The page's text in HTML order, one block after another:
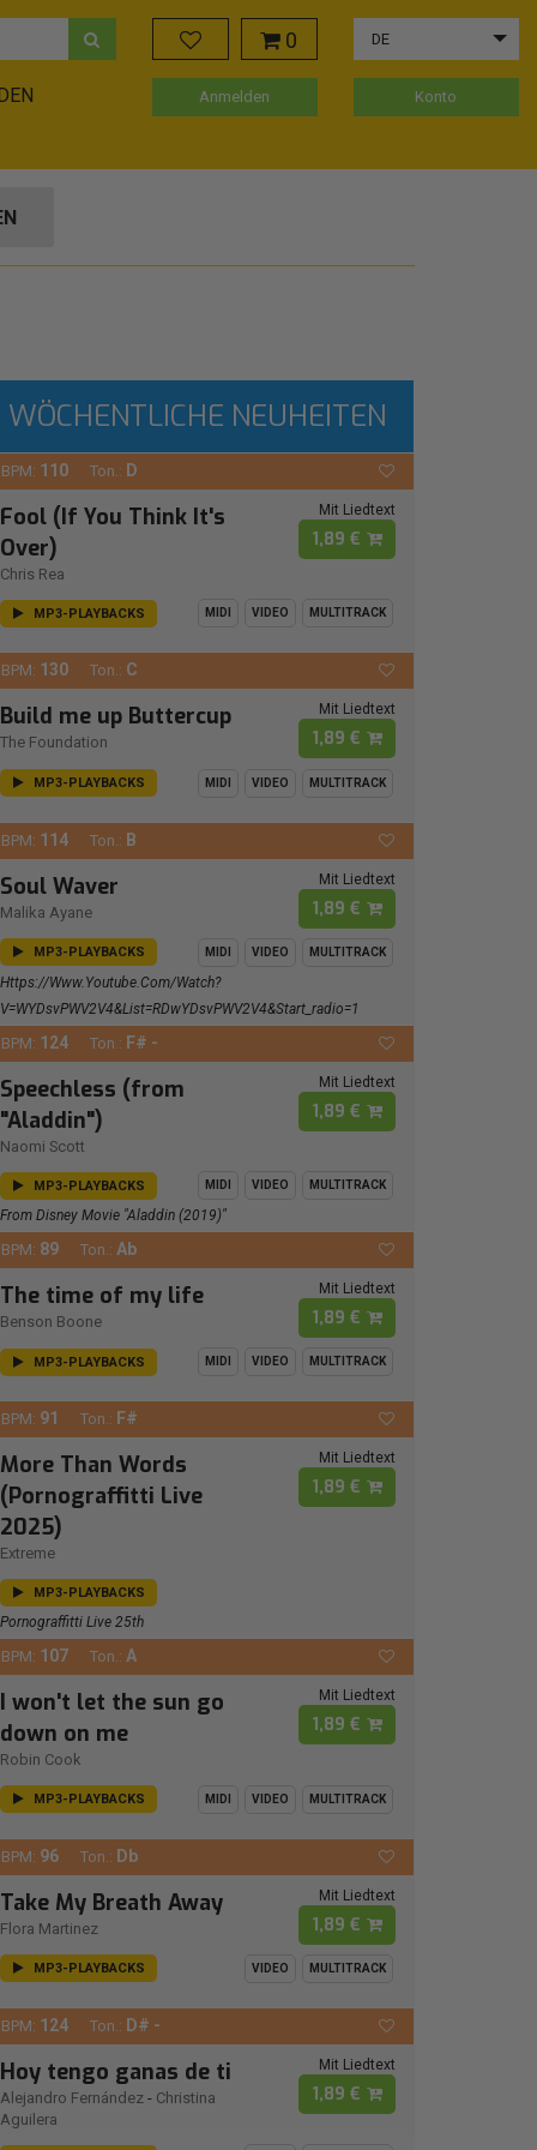
0 DE
Anmelden Konto
WÖCHENTLICHE NEUHEITEN
BPM: 110 Ton.: D
Fool (If You Think It's
Over)
Chris Rea
Mit Liedtext
1,89 €
MP3-PLAYBACKS MIDI VIDEO MULTITRACK
BPM: 130 Ton.: C
Build me up Buttercup
The Foundation
Mit Liedtext
1,89 €
MP3-PLAYBACKS MIDI VIDEO MULTITRACK
BPM: 114 Ton.: B
Soul Waver
Malika Ayane
Mit Liedtext
1,89 €
MP3-PLAYBACKS MIDI VIDEO MULTITRACK
Https://www.youtube.com/watch?
V=wYDsvPWV2V4&list=RDwYDsvPWV2V4&start_radio=1
BPM: 124 Ton.: F# -
Speechless (from
"Aladdin")
Naomi Scott
Mit Liedtext
1,89 €
MP3-PLAYBACKS MIDI VIDEO MULTITRACK
From Disney Movie "Aladdin (2019)"
BPM: 89 Ton.: Ab
The time of my life
Benson Boone
Mit Liedtext
1,89 €
MP3-PLAYBACKS MIDI VIDEO MULTITRACK
BPM: 91 Ton.: F#
More Than Words
(Pornograffitti Live
2025)
Extreme
Mit Liedtext
1,89 €
MP3-PLAYBACKS
Pornograffitti Live 25th
BPM: 107 Ton.: A
I won't let the sun go
down on me
Robin Cook
Mit Liedtext
1,89 €
MP3-PLAYBACKS MIDI VIDEO MULTITRACK
BPM: 96 Ton.: Db
Take My Breath Away
Flora Martinez
Mit Liedtext
1,89 €
MP3-PLAYBACKS VIDEO MULTITRACK
BPM: 124 Ton.: D# -
Hoy tengo ganas de ti
Alejandro Fernández - Christina
Aguilera
Mit Liedtext
1,89 €